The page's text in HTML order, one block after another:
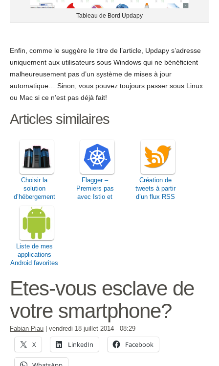
Tableau de Bord Updapy
Enfin, comme le suggère le titre de l’article, Updapy s’adresse
uniquement aux utilisateurs sous Windows qui ne bénéficient
malheureusement pas d’un système de mises à jour
automatique… Sinon, vous pouvez toujours passer sous Linux
ou Mac si ce n’est pas déjà fait!
Articles similaires
Choisir la
solution
d’hébergement
web qui
correspond à vos
Flagger –
Premiers pas
avec Istio et
Création de
tweets à partir
d’un flux RSS
Liste de mes
applications
Android favorites
Etes-vous esclave de
votre smartphone?
Fabian Piau vendredi 18 juillet 2014 - 08:29
X LinkedIn Facebook